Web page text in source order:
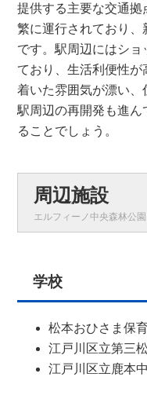
提供する主要な交通
繁に運行されており、
です。駅周辺にはシ
ており、生活利便性
着いた雰囲気が漂い、
駅周辺の再開発も進
ることでしょう。
周辺施設
エルフィーノ中央森林公園
学校
松本おひさま保
江戸川区立第三
江戸川区立鹿本